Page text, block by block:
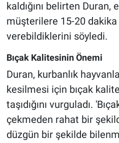
kaldığını belirten Duran,
müşterilere 15-20
verebildiklerini söyledi.
Bıçak Kalitesinin Önemi
Duran, kurbanlık
kesilmesi için bıçak
taşıdığını vurguladı.
çekmeden rahat bir
düzgün bir şekilde